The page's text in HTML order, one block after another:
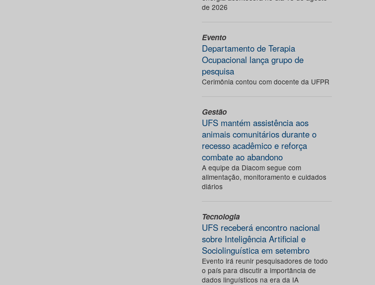
de 2026
Evento
Departamento de Terapia
Ocupacional lança grupo de
pesquisa
Cerimônia contou com docente da UFPR
Gestão
UFS mantém assistência aos
animais comunitários durante o
recesso acadêmico e reforça
combate ao abandono
A equipe da Diacom segue com
alimentação, monitoramento e cuidados
diários
Tecnologia
UFS receberá encontro nacional
sobre Inteligência Artificial e
Sociolinguística em setembro
Evento irá reunir pesquisadores de todo
o país para discutir a importância de
dados linguísticos na era da IA